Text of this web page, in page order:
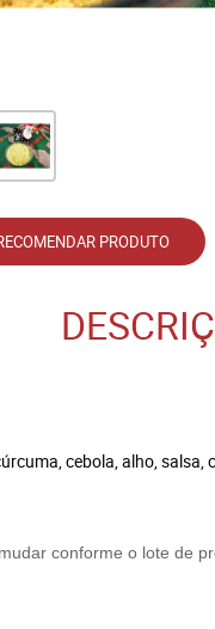
PRODUTO
cebola, alho,
conforme o lote de